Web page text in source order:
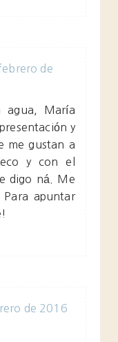
de
agua, María
y
me gustan a
y con el
digo ná. Me
apuntar
de 2016